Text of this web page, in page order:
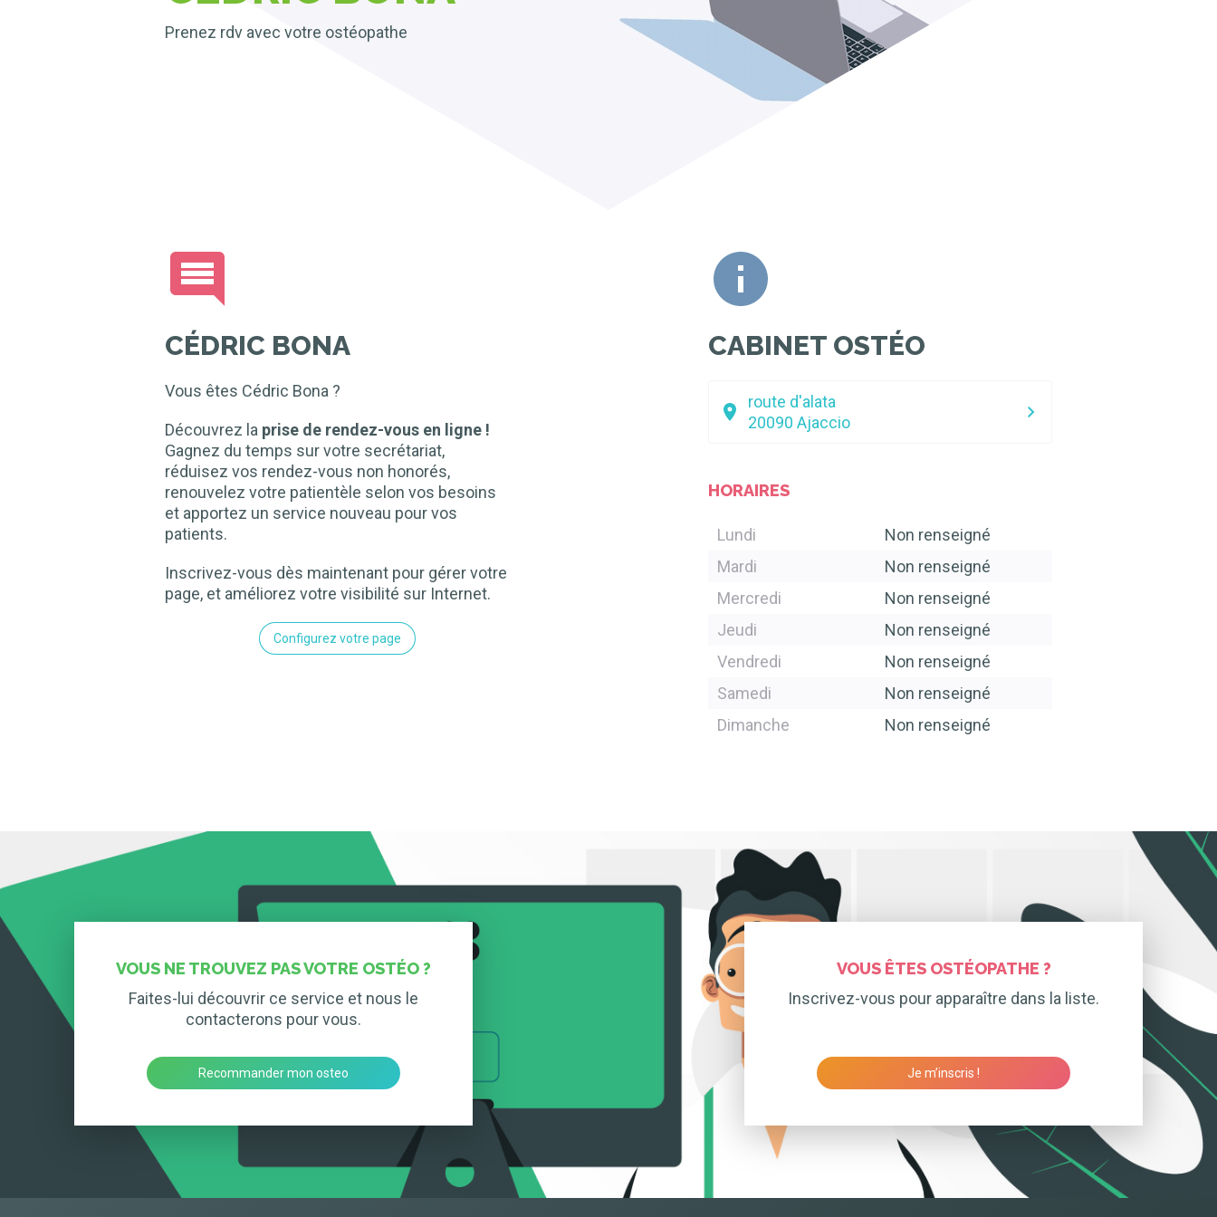
Prenez rdv avec votre ostéopathe
CÉDRIC BONA
Vous êtes Cédric Bona ?
Découvrez la prise de rendez-vous en ligne !
Gagnez du temps sur votre secrétariat,
réduisez vos rendez-vous non honorés,
renouvelez votre patientèle selon vos besoins
et apportez un service nouveau pour vos
patients.
Inscrivez-vous dès maintenant pour gérer votre
page, et améliorez votre visibilité sur Internet.
Configurez votre page
CABINET OSTÉO
route d'alata
20090 Ajaccio
HORAIRES
Lundi
Non renseigné
Mardi
Non renseigné
Mercredi
Non renseigné
Jeudi
Non renseigné
Vendredi
Non renseigné
Samedi
Non renseigné
Dimanche
Non renseigné
VOUS NE TROUVEZ PAS VOTRE OSTÉO ?
Faites-lui découvrir ce service et nous le
contacterons pour vous.
Recommander mon osteo
VOUS ÊTES OSTÉOPATHE ?
Inscrivez-vous pour apparaître dans la liste.
Je m’inscris !